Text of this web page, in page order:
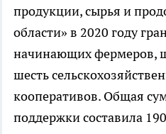
продукции, сырья и
области» в 2020 году
начинающих фермеров,
шесть
кооперативов. Общая
поддержки составила